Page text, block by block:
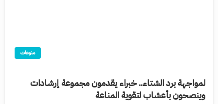
منوعات
لمواجهة برد الشتاء.. خبراء يقدمون مجموعة إرشادات
وينصحون بأعشاب لتقوية المناعة